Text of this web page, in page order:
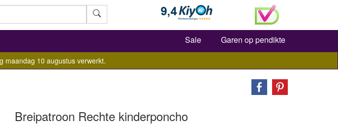
Zoeken
Sale Garen op pendikte
maandag 10 augustus verwerkt.
Breipatroon Rechte kinderponcho